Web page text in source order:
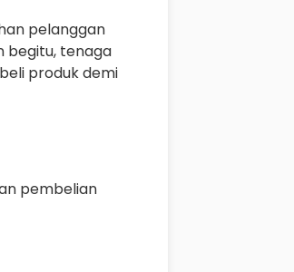
pelanggan
begitu, tenaga
produk demi
pembelian